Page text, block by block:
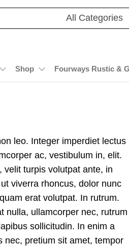
Shop Fourways Rustic &
leo. Integer imperdiet lectus
ac, vestibulum in, elit.
velit turpis volutpat ante, in
viverra rhoncus, dolor nunc
erat volutpat. In rutrum.
nulla, ullamcorper nec, rutrum
sollicitudin. In enim a
nec, pretium sit amet, tempor